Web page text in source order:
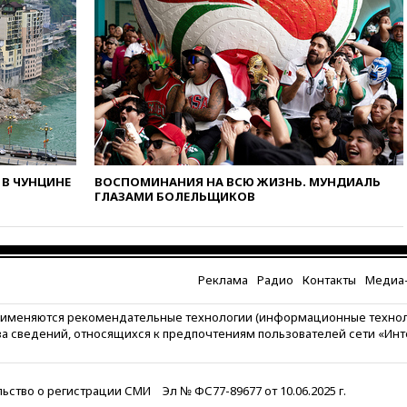
10:41Бывшая глава брокера
Mind Money Юлия Хандошко
признала свою вину
10:41Пашинян: Армения
понимает невозможность
одновременного членства в
ЕС и ЕАЭС
10:21 ФСБ задержала более
20 сотрудников пунктов
обмена криптовалюты в
«Москве-Сити»
фондов на защиту трасс от
документы об ударах ВСУ по
нефтяным терминалам в
ума» из-за сообщений в СМИ
ЧУНЦИНЕ
ВОСПОМИНАНИЯ НА ВСЮ ЖИЗНЬ. МУНДИАЛЬ
ГЛАЗАМИ БОЛЕЛЬЩИКОВ
Реклама Радио Контакты
рекомендательные технологии (информационные
сведений, относящихся к предпочтениям пользователей сети
о регистрации СМИ Эл № ФС77-89677 от 10.06.2025 г.